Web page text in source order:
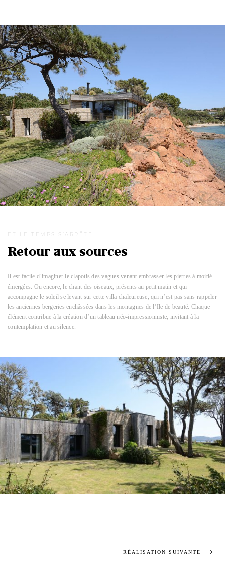
ET LE TEMPS S’ARRÊTE
Retour aux sources
Il est facile d’imaginer le clapotis des vagues venant embrasser les pierres à moitié
émergées. Ou encore, le chant des oiseaux, présents au petit matin et qui
accompagne le soleil se levant sur cette villa chaleureuse, qui n’est pas sans rappeler
les anciennes bergeries enchâssées dans les montagnes de l’Ile de beauté. Chaque
élément contribue à la création d’un tableau néo-impressionniste, invitant à la
contemplation et au silence.
RÉALISATION SUIVANTE